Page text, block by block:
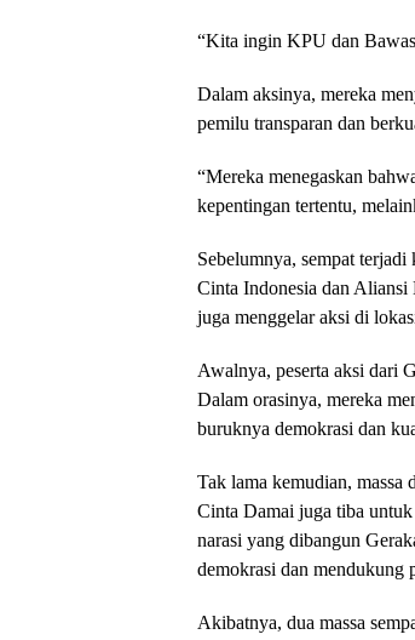
“Kita ingin KPU dan
Dalam aksinya, mereka
pemilu transparan dan
“Mereka menegaskan
kepentingan tertentu,
Sebelumnya, sempat
Cinta Indonesia dan Aliansi
juga menggelar aksi di
Awalnya, peserta aksi dari
Dalam orasinya, mereka
buruknya demokrasi dan
Tak lama kemudian, massa
Cinta Damai juga tiba
narasi yang dibangun
demokrasi dan mendukung
Akibatnya, dua massa